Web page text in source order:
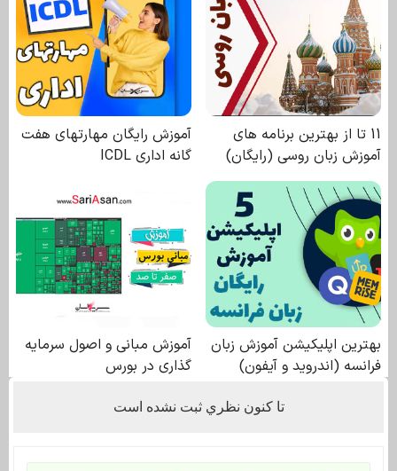
تا كنون نظري ثبت نشده است